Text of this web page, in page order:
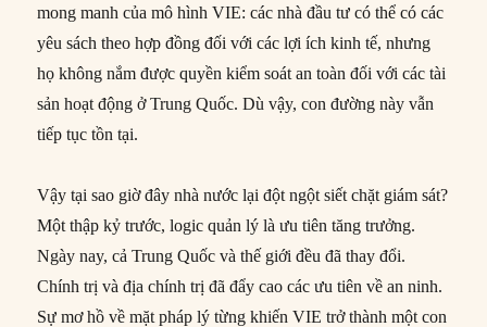
mong manh của mô hình VIE: các nhà đầu tư có thể có các
yêu sách theo hợp đồng đối với các lợi ích kinh tế, nhưng
họ không nắm được quyền kiểm soát an toàn đối với các tài
sản hoạt động ở Trung Quốc. Dù vậy, con đường này vẫn
tiếp tục tồn tại.
Vậy tại sao giờ đây nhà nước lại đột ngột siết chặt giám sát?
Một thập kỷ trước, logic quản lý là ưu tiên tăng trưởng.
Ngày nay, cả Trung Quốc và thế giới đều đã thay đổi.
Chính trị và địa chính trị đã đẩy cao các ưu tiên về an ninh.
Sự mơ hồ về mặt pháp lý từng khiến VIE trở thành một con